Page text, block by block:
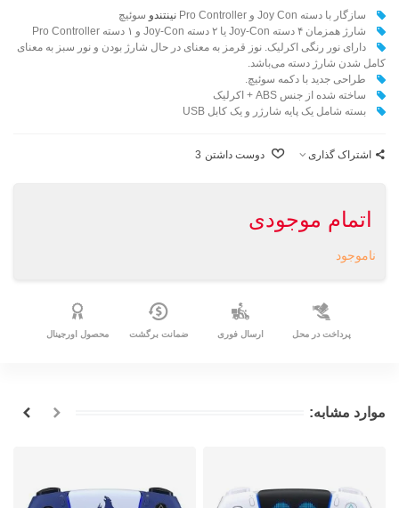
سازگار با دسته Joy Con و Pro Controller
نینتندو سوئیچ
شارژ همزمان ۴ دسته Joy-Con یا ۲ دسته Joy-Con و ۱ دسته Pro Controller
دارای نور رنگی اکرلیک. نوز قرمز به معنای در حال شارژ بودن و نور سبز به معنای
کامل شدن شارژ دسته می‌باشد.
طراحی جدید با دکمه سوئیچ.
ساخته شده از جنس ABS + اکرلیک
بسته شامل یک پایه شارژر و یک کابل USB
اشتراک گذاری دوست داشتن 3
اتمام موجودی
ناموجود
پرداخت در محل ارسال فوری ضمانت برگشت محصول اورجینال
موارد مشابه: